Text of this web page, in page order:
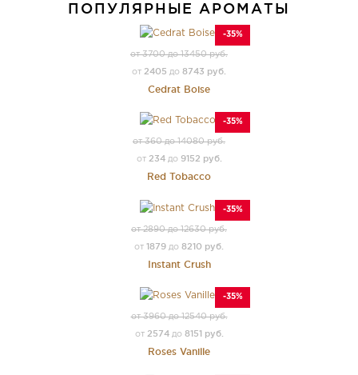
ПОПУЛЯРНЫЕ АРОМАТЫ
-35%
от 3700 до 13450 руб.
от 2405 до 8743 руб.
Cedrat Boise
-35%
от 360 до 14080 руб.
от 234до 9152 руб.
Red Tobacco
-35%
от 2890 до 12630 руб.
от 1879 до 8210 руб.
Instant Crush
-35%
от 3960 до 12540 руб.
от 2574до 8151 руб.
Roses Vanille